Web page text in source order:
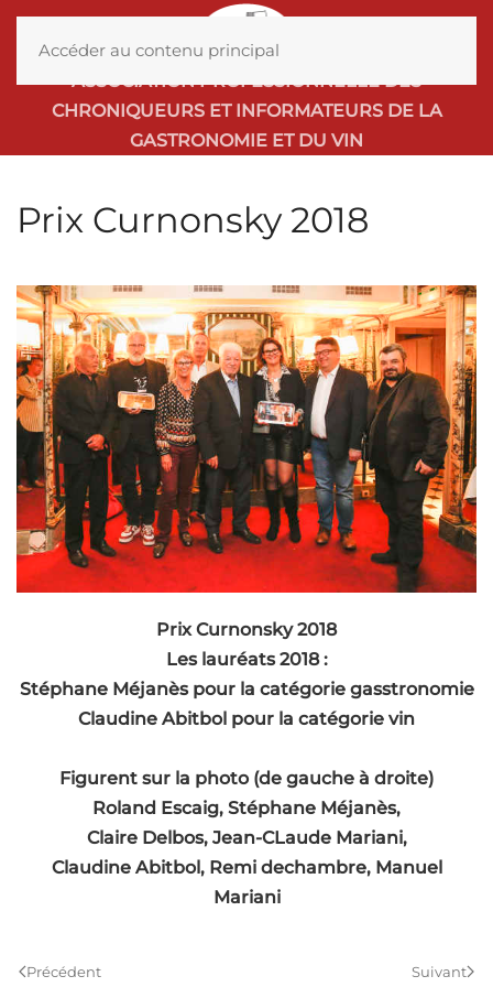
Accéder au contenu principal
ASSOCIATION PROFESSIONNELLE DES
CHRONIQUEURS ET INFORMATEURS DE LA
GASTRONOMIE ET DU VIN
Prix Curnonsky 2018
Prix Curnonsky 2018
Les lauréats 2018 :
Stéphane Méjanès pour la catégorie gasstronomie
Claudine Abitbol pour la catégorie vin
Figurent sur la photo (de gauche à droite)
Roland Escaig, Stéphane Méjanès,
Claire Delbos, Jean-CLaude Mariani,
Claudine Abitbol, Remi dechambre, Manuel
Mariani
Précédent Suivant